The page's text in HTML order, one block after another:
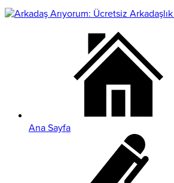
Ana Sayfa